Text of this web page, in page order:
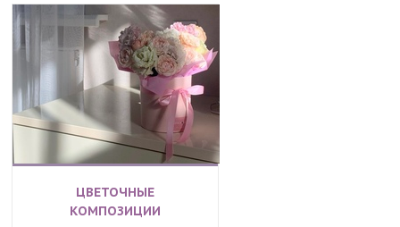
ЦВЕТОЧНЫЕ
КОМПОЗИЦИИ